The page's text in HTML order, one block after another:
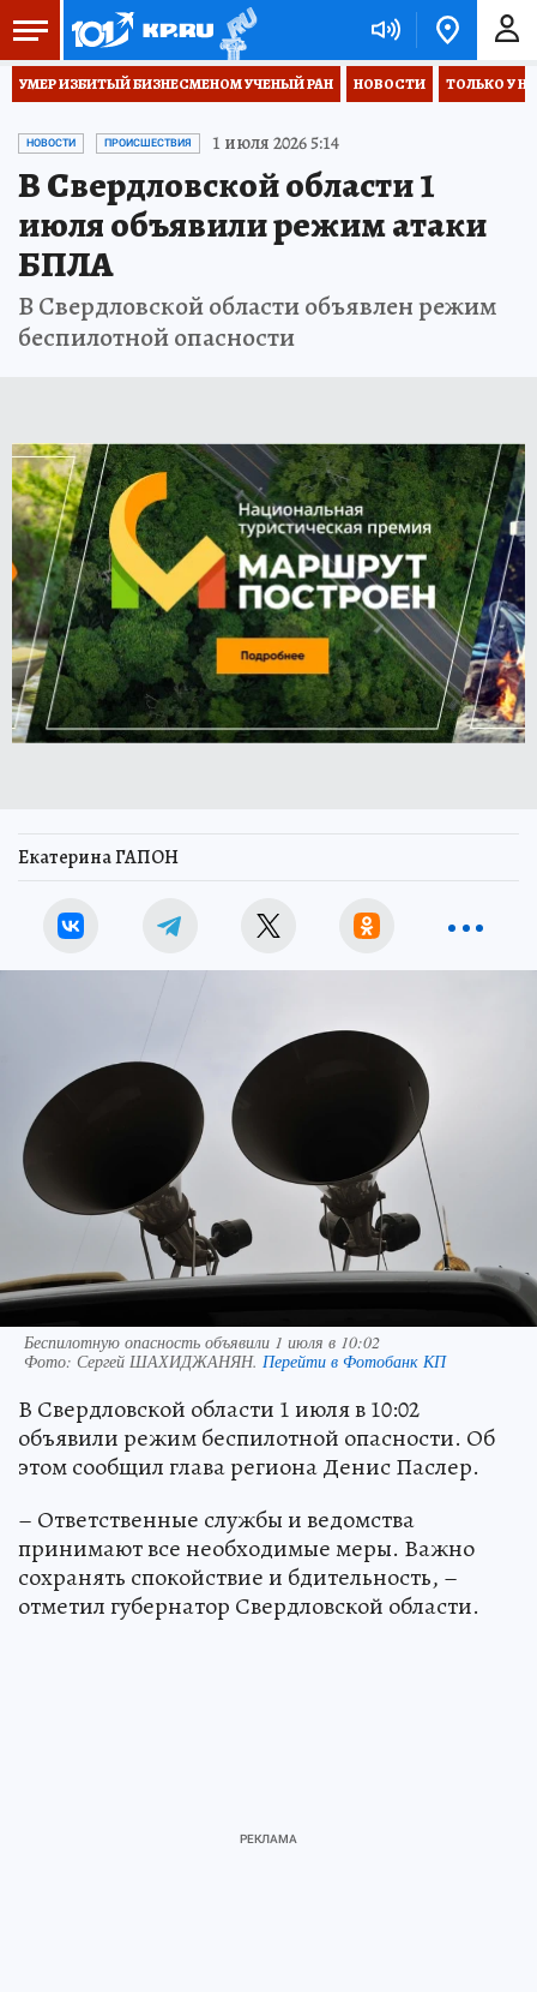
УМЕР ИЗБИТЫЙ БИЗНЕСМЕНОМ УЧЕНЫЙ РАН НОВОСТИ ТОЛЬКО У
НОВОСТИ ПРОИСШЕСТВИЯ 1 июля 2026 5:14
В Свердловской области 1
июля объявили режим атаки
БПЛА
В Свердловской области объявлен режим
беспилотной опасности
Екатерина ГАПОН
Беспилотную опасность объявили 1 июля в 10:02
Фото: Сергей ШАХИДЖАНЯН. Перейти в Фотобанк КП
В Свердловской области 1 июля в 10:02
объявили режим беспилотной опасности. Об
этом сообщил глава региона Денис Паслер.
– Ответственные службы и ведомства
принимают все необходимые меры. Важно
сохранять спокойствие и бдительность, –
отметил губернатор Свердловской области.